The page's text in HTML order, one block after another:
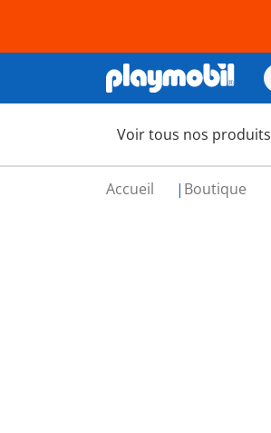
Voir tous nos produits
Accueil Boutique